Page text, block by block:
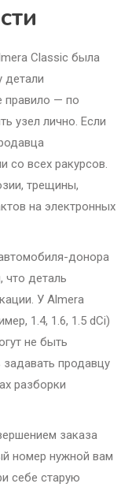
Classic была
детали
правило — по
узел лично. Если
со всех ракурсов.
трещины,
на электронных
донора
что деталь
У Almera
1.4, 1.6, 1.5 dCi)
не быть
продавцу
разборки
заказа
номер нужной вам
себе старую